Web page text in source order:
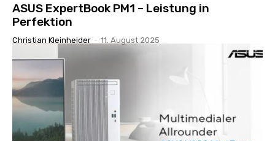
ASUS ExpertBook PM1 – Leistung in
Perfektion
Christian Kleinheider - 11. August 2025